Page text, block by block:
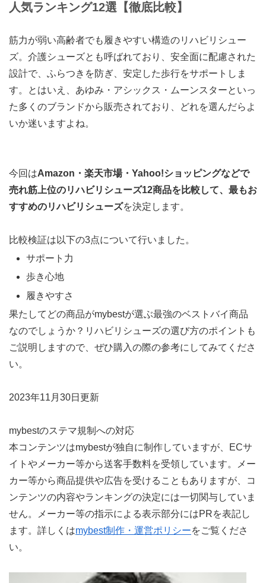
人気ランキング12選【徹底比較】
筋力が弱い高齢者でも履きやすい構造のリハビリシュー
ズ。介護シューズとも呼ばれており、安全面に配慮された
設計で、ふらつきを防ぎ、安定した歩行をサポートしま
す。とはいえ、あゆみ・アシックス・ムーンスターといっ
た多くのブランドから販売されており、どれを選んだらよ
いか迷いますよね。
今回はAmazon・楽天市場・Yahoo!ショッピングなどで
売れ筋上位のリハビリシューズ12商品を比較して、最もお
すすめのリハビリシューズを決定します。
比較検証は以下の3点について行いました。
サポート力
歩き心地
履きやすさ
果たしてどの商品がmybestが選ぶ最強のベストバイ商品
なのでしょうか？リハビリシューズの選び方のポイントも
ご説明しますので、ぜひ購入の際の参考にしてみてくださ
い。
2023年11月30日更新
mybestのステマ規制への対応
本コンテンツはmybestが独自に制作していますが、ECサ
イトやメーカー等から送客手数料を受領しています。メー
カー等から商品提供や広告を受けることもありますが、コ
ンテンツの内容やランキングの決定には一切関与していま
せん。メーカー等の指示による表示部分にはPRを表記し
ます。 詳しくはmybest制作・運営ポリシーをご覧くださ
い。